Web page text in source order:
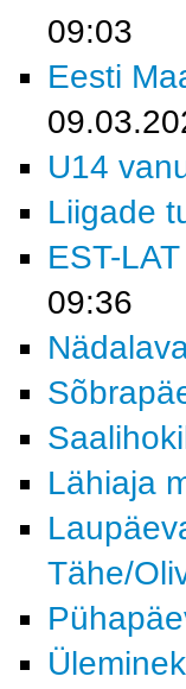
09:03
Eesti
U14
Liigade
EST-
09:36
Lähiaja
Tähe/